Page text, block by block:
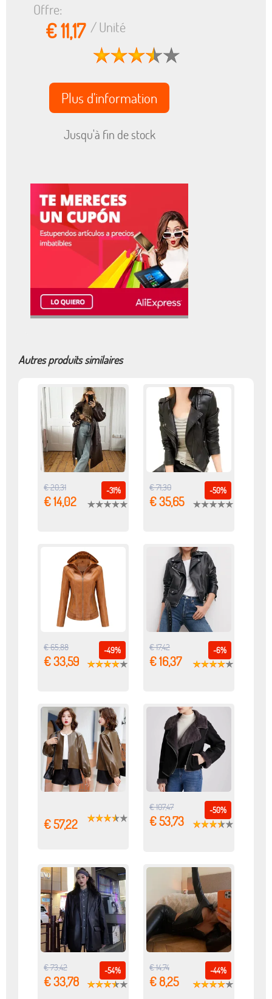
Offre:
€ 11,17/ Unité
Plus d'information
Jusqu'à fin de stock
Autres produits similaires
-31%
€ 20,31
€ 14,02
-50%
€ 71,30
€ 35,65
-49%
€ 65,88
€ 33,59
-6%
€ 17,42
€ 16,37
€ 57,22
-50%
€ 107,47
€ 53,73
-54%
€ 73,42
€ 33,78
-44%
€ 14,74
€ 8,25